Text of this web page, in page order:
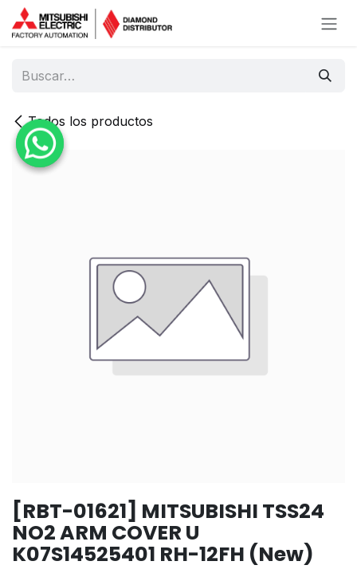
Ir al contenido
Todos los productos
[RBT-01621] MITSUBISHI TSS24
NO2 ARM COVER U
K07S14525401 RH-12FH (New)